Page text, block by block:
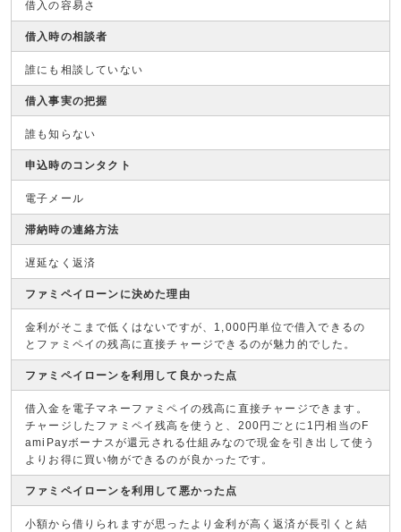
借入の容易さ
借入時の相談者
誰にも相談していない
借入事実の把握
誰も知らない
申込時のコンタクト
電子メール
滞納時の連絡方法
遅延なく返済
ファミペイローンに決めた理由
金利がそこまで低くはないですが、1,000円単位で借入できるの
とファミペイの残高に直接チャージできるのが魅力的でした。
ファミペイローンを利用して良かった点
借入金を電子マネーファミペイの残高に直接チャージできます。
チャージしたファミペイ残高を使うと、200円ごとに1円相当のF
amiPayボーナスが還元される仕組みなので現金を引き出して使う
よりお得に買い物ができるのが良かったです。
ファミペイローンを利用して悪かった点
小額から借りられますが思ったより金利が高く返済が長引くと結